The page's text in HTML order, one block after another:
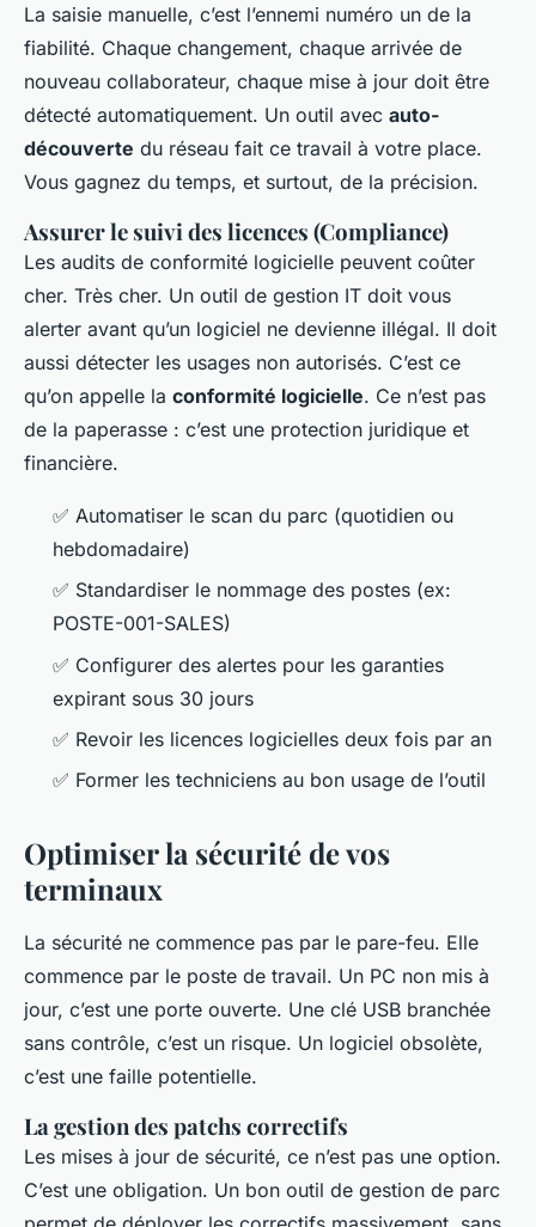
La saisie manuelle, c’est l’ennemi numéro un de la
fiabilité. Chaque changement, chaque arrivée de
nouveau collaborateur, chaque mise à jour doit être
détecté automatiquement. Un outil avec auto-
découverte du réseau fait ce travail à votre place.
Vous gagnez du temps, et surtout, de la précision.
Assurer le suivi des licences (Compliance)
Les audits de conformité logicielle peuvent coûter
cher. Très cher. Un outil de gestion IT doit vous
alerter avant qu’un logiciel ne devienne illégal. Il doit
aussi détecter les usages non autorisés. C’est ce
qu’on appelle la conformité logicielle. Ce n’est pas
de la paperasse : c’est une protection juridique et
financière.
✅ Automatiser le scan du parc (quotidien ou
hebdomadaire)
✅ Standardiser le nommage des postes (ex:
POSTE-001-SALES)
✅ Configurer des alertes pour les garanties
expirant sous 30 jours
✅ Revoir les licences logicielles deux fois par an
✅ Former les techniciens au bon usage de l’outil
Optimiser la sécurité de vos
terminaux
La sécurité ne commence pas par le pare-feu. Elle
commence par le poste de travail. Un PC non mis à
jour, c’est une porte ouverte. Une clé USB branchée
sans contrôle, c’est un risque. Un logiciel obsolète,
c’est une faille potentielle.
La gestion des patchs correctifs
Les mises à jour de sécurité, ce n’est pas une option.
C’est une obligation. Un bon outil de gestion de parc